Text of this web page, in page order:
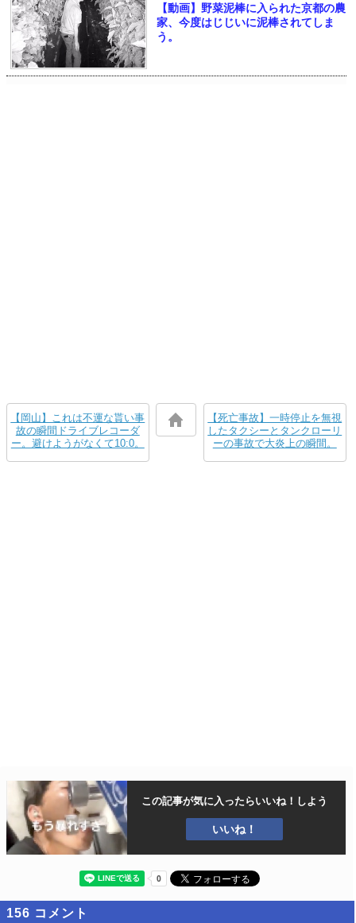
【動画】野菜泥棒に入られた京都の農
家、今度はじじいに泥棒されてしま
う。
【岡山】これは不運な貰い事
故の瞬間ドライブレコーダ
ー。避けようがなくて10:0。
【死亡事故】一時停止を無視
したタクシーとタンクローリ
ーの事故で大炎上の瞬間。
この記事が気に入ったらいいね！しよう
いいね！
156 コメント